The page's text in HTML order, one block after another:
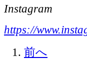
Instagram
https://
前へ